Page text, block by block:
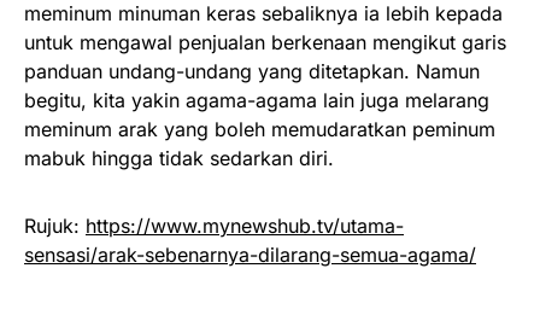
meminum minuman keras sebaliknya ia lebih kepada
untuk mengawal penjualan berkenaan mengikut garis
panduan undang-undang yang ditetapkan. Namun
begitu, kita yakin agama-agama lain juga melarang
meminum arak yang boleh memudaratkan peminum
mabuk hingga tidak sedarkan diri.
Rujuk: https://www.mynewshub.tv/utama-
sensasi/arak-sebenarnya-dilarang-semua-agama/